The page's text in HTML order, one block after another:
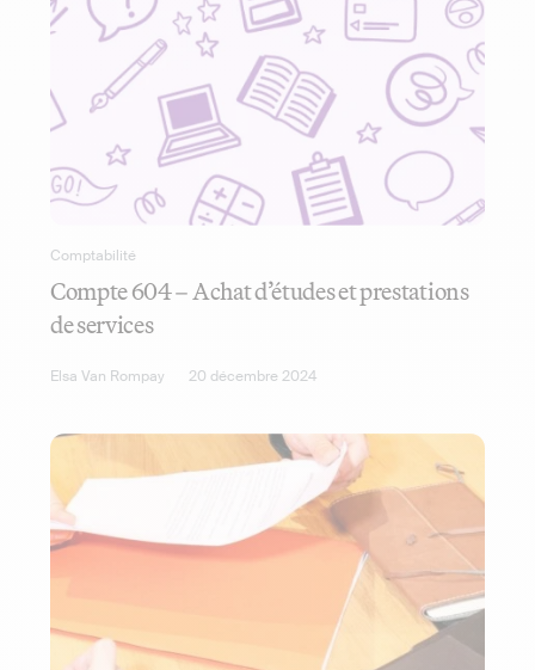
Comptabilité
Compte 604 – Achat d’études et prestations
de services
Elsa Van Rompay 20 décembre 2024